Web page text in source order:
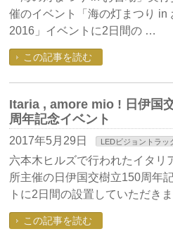
催のイベント「海の灯まつり in
2016」イベントに2日間の …
この記事を読む
Itaria , amore mio ! 日伊国
周年記念イベント
2017年5月29日 LEDビジョントラッ
六本木ヒルズで行われたイタリ
所主催の日伊国交樹立150周年
トに2日間の設置していただき
この記事を読む